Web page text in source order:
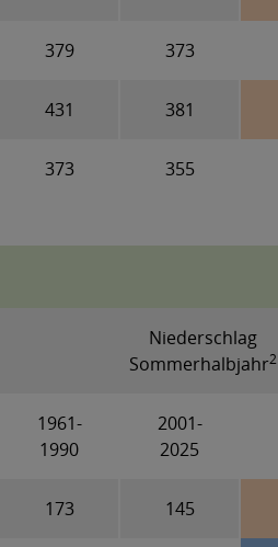
379 373
431 381
373 355
Niederschlag
Sommerhalbjahr2
1961-
1990
2001-
2025
173 145